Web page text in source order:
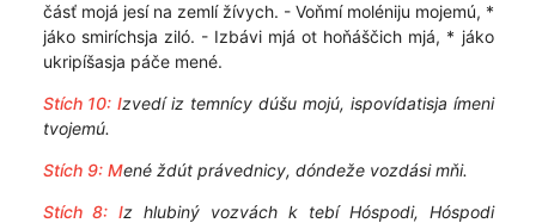
čásť mojá jesí na zemlí žívych. - Voňmí moléniju mojemú, *
jáko smiríchsja ziló. - Izbávi mjá ot hoňáščich mjá, * jáko
ukripíšasja páče mené.
Stích 10: Izvedí iz temnícy dúšu mojú, ispovídatisja ímeni
tvojemú.
Stích 9: Mené ždút právednicy, dóndeže vozdási mňi.
Stích 8: Iz hlubiný vozvách k tebí Hóspodi, Hóspodi